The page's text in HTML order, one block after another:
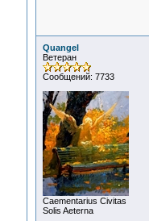
Quangel
Ветеран
Сообщений: 7733
Сaementarius Civitas
Solis Aeterna